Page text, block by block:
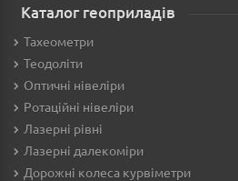
Каталог геоприладів
Тахеометри
Теодоліти
Оптичні нівеліри
Ротаційні нівеліри
Лазерні рівні
Лазерні далекоміри
Дорожні колеса курвіметри